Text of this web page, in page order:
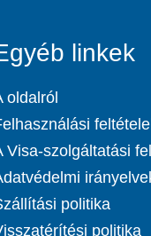
linkek
oldalról
Visa-szolgáltatási
politika
politika